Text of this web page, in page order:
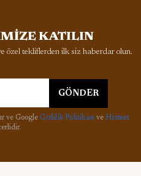
KATILIN
özel tekliflerden ilk siz haberdar olun.
GÖNDER
ve Google Gizlilik Politikasıve Hizmet